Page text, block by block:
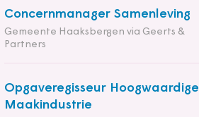
Concernmanager Samenleving
Gemeente Haaksbergen via Geerts &
Partners
Opgaveregisseur Hoogwaardige
Maakindustrie